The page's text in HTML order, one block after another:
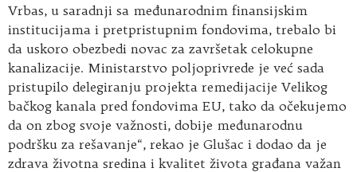
Vrbas, u saradnji sa međunarodnim finansijskim
institucijama i pretpristupnim fondovima, trebalo bi
da uskoro obezbedi novac za završetak celokupne
kanalizacije. Ministarstvo poljoprivrede je već sada
pristupilo delegiranju projekta remedijacije Velikog
bačkog kanala pred fondovima EU, tako da očekujemo
da on zbog svoje važnosti, dobije međunarodnu
podršku za rešavanje“, rekao je Glušac i dodao da je
zdrava životna sredina i kvalitet života građana važan